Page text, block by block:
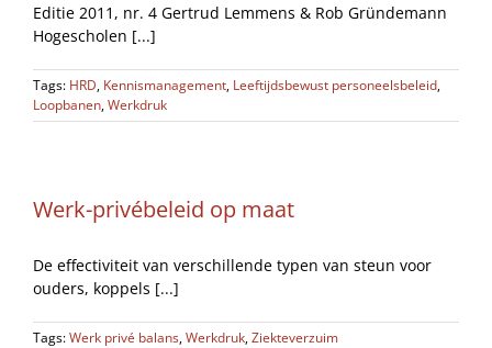
Editie 2011, nr. 4 Gertrud Lemmens & Rob Gründemann
Hogescholen [...]
Tags: HRD, Kennismanagement, Leeftijdsbewust personeelsbeleid,
Loopbanen,Werkdruk
Werk-privébeleid op maat
De effectiviteit van verschillende typen van steun voor
ouders, koppels [...]
Tags:Werk privé balans,Werkdruk,Ziekteverzuim